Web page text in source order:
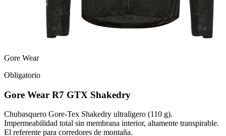
Gore Wear
Obligatorio
Gore Wear R7 GTX Shakedry
Chubasquero Gore-Tex Shakedry ultraligero (110 g).
Impermeabilidad total sin membrana interior, altamente transpirable.
El referente para corredores de montaña.